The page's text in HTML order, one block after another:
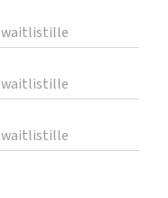
waitlistille
waitlistille
waitlistille